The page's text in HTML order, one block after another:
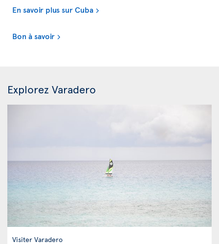
En savoir plus sur Cuba
Bon à savoir
Explorez Varadero
Visiter Varadero